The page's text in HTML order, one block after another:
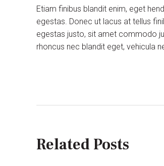
Etiam finibus blandit enim, eget
egestas. Donec ut lacus at tellus
egestas justo, sit amet commodo
rhoncus nec blandit eget, vehicula
Related Posts